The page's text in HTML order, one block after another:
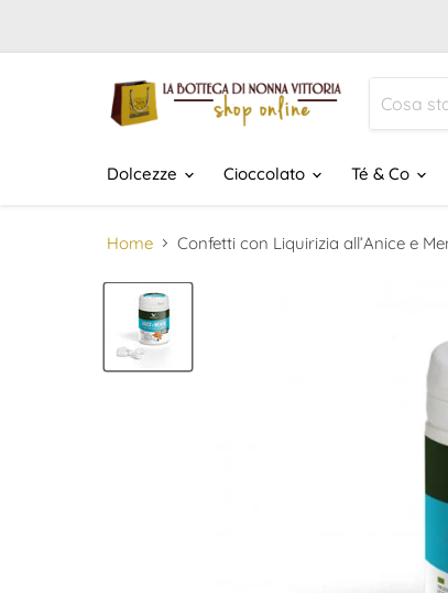
Dolcezze Cioccolato Té & Co
Home Confetti con Liquirizia all’Anice e